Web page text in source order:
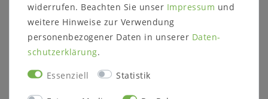
Tiefe: 42,0 cm
3 Schubladen
3 Glastüren, dahinter 4 Glaseinlegeböden
2 Holztüren, dahinter 2 Holzeinlegeböden
1 Konstruktionsboden
widerrufen. Beachten Sie unser Impressum und
weitere Hinweise zur Verwendung
personenbezogener Daten in unserer Daten­
schutz­erklärung.
Essenziell Statistik